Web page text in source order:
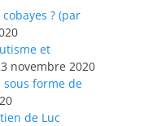
? (par
et
novembre 2020
forme de
de Luc